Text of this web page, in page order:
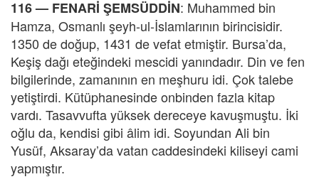
116 — FENARİ ŞEMSÜDDİN: Muhammed bin
Hamza, Osmanlı şeyh-ul-İslamlarının birincisidir.
1350 de doğup, 1431 de vefat etmiştir. Bursa’da,
Keşiş dağı eteğindeki mescidi yanındadır. Din ve fen
bilgilerinde, zamanının en meşhuru idi. Çok talebe
yetiştirdi. Kütüphanesinde onbinden fazla kitap
vardı. Tasavvufta yüksek dereceye kavuşmuştu. İki
oğlu da, kendisi gibi âlim idi. Soyundan Ali bin
Yusüf, Aksaray’da vatan caddesindeki kiliseyi cami
yapmıştır.